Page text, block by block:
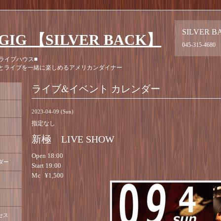
SILVER
045-315-4680
【SILVER BACK】
イブハウス■
ライブを一緒に楽しめるアメリカンダイナー
ライブ&イベント カレンダー
2023-04-09 (Sun)
指定なし
新極 LIVE SHOW
Open 18:00
Start 19:00
Mc ¥1,500
ー
ス